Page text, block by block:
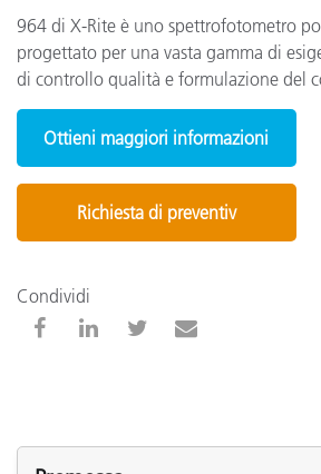
964 di X-Rite è uno spettrofotometro
progettato per una vasta gamma di
di controllo qualità e formulazione del
Ottieni maggiori informazioni
Richiesta di preventiv
Condividi